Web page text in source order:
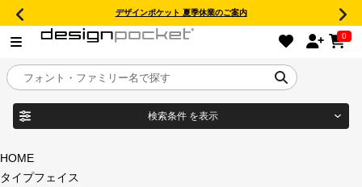
デザインポケット 夏季休業のご案内
0
目的別フォントガイド
特集
検索条件 を表示
HOME
タイプフェイス